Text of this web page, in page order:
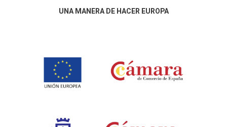
UNA MANERA DE HACER EUROPA